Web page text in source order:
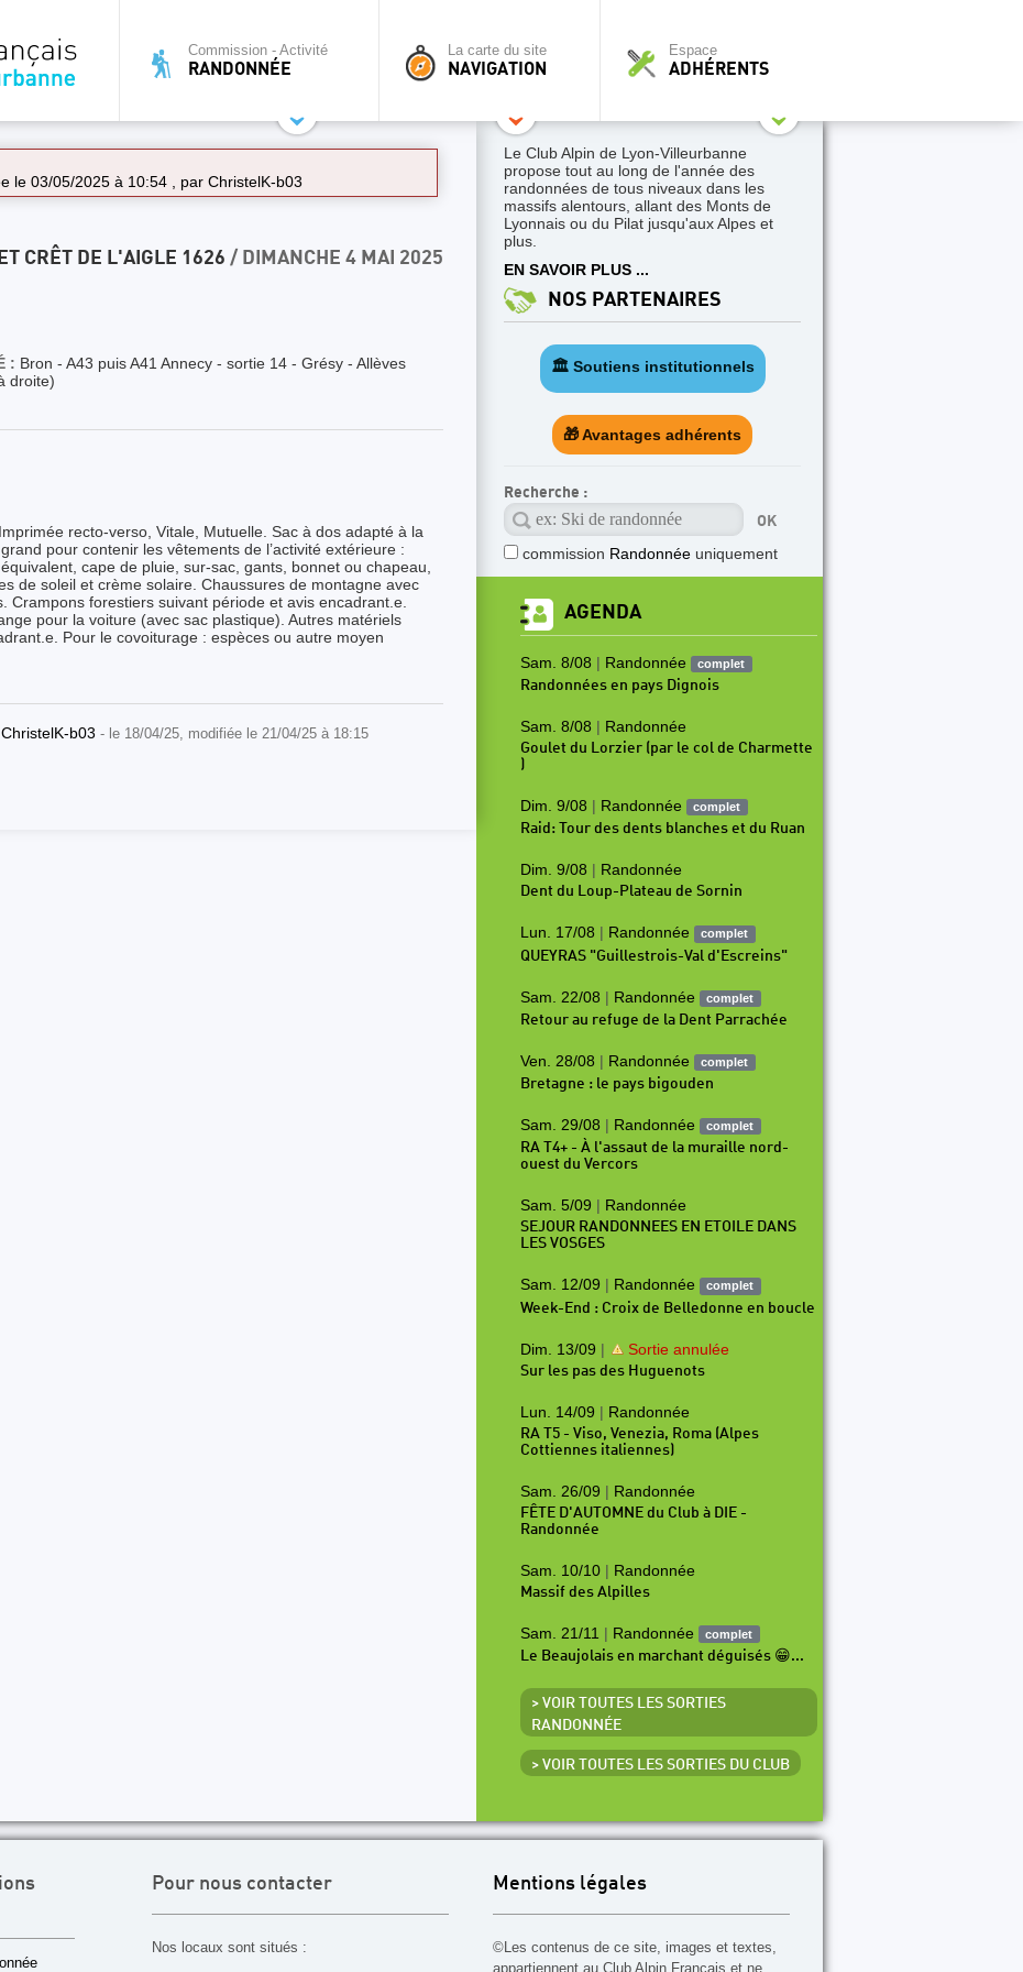
Commission - Activité
RANDONNÉE
La carte du site
NAVIGATION
Espace
ADHÉRENTS
le 03/05/2025 à 10:54 , par ChristelK-b03
CRÊT DE L'AIGLE 1626 / DIMANCHE 4 MAI 2025
: Bron - A43 puis A41 Annecy - sortie 14 - Grésy - Allèves
droite)
recto-verso, Vitale, Mutuelle. Sac à dos adapté à la
pour contenir les vêtements de l’activité extérieure :
cape de pluie, sur-sac, gants, bonnet ou chapeau,
de soleil et crème solaire. Chaussures de montagne avec
Crampons forestiers suivant période et avis encadrant.e.
pour la voiture (avec sac plastique). Autres matériels
Pour le covoiturage : espèces ou autre moyen
ChristelK-b03 - le 18/04/25, modifiée le 21/04/25 à 18:15
Le Club Alpin de Lyon-Villeurbanne
propose tout au long de l'année des
randonnées de tous niveaux dans les
massifs alentours, allant des Monts de
Lyonnais ou du Pilat jusqu'aux Alpes et
plus.
EN SAVOIR PLUS ...
NOS PARTENAIRES
🏛️ Soutiens institutionnels
🎁 Avantages adhérents
Recherche :
commission Randonnée uniquement
AGENDA
Sam. 8/08 | Randonnée complet
Randonnées en pays Dignois
Sam. 8/08 | Randonnée
Goulet du Lorzier (par le col de Charmette
)
Dim. 9/08 | Randonnée complet
Raid: Tour des dents blanches et du Ruan
Dim. 9/08 | Randonnée
Dent du Loup-Plateau de Sornin
Lun. 17/08 | Randonnée complet
QUEYRAS "Guillestrois-Val d'Escreins"
Sam. 22/08 | Randonnée complet
Retour au refuge de la Dent Parrachée
Ven. 28/08 | Randonnée complet
Bretagne : le pays bigouden
Sam. 29/08 | Randonnée complet
RA T4+ - À l'assaut de la muraille nord-
ouest du Vercors
Sam. 5/09 | Randonnée
SEJOUR RANDONNEES EN ETOILE DANS
LES VOSGES
Sam. 12/09 | Randonnée complet
Week-End : Croix de Belledonne en boucle
Dim. 13/09 | Sortie annulée
Sur les pas des Huguenots
Lun. 14/09 | Randonnée
RA T5 - Viso, Venezia, Roma (Alpes
Cottiennes italiennes)
Sam. 26/09 | Randonnée
FÊTE D'AUTOMNE du Club à DIE -
Randonnée
Sam. 10/10 | Randonnée
Massif des Alpilles
Sam. 21/11 | Randonnée complet
Le Beaujolais en marchant déguisés 😁...
> VOIR TOUTES LES SORTIES
RANDONNÉE
> VOIR TOUTES LES SORTIES DU CLUB
Pour nous contacter
Nos locaux sont situés :
Mentions légales
©Les contenus de ce site, images et textes,
appartiennent au Club Alpin Français et ne